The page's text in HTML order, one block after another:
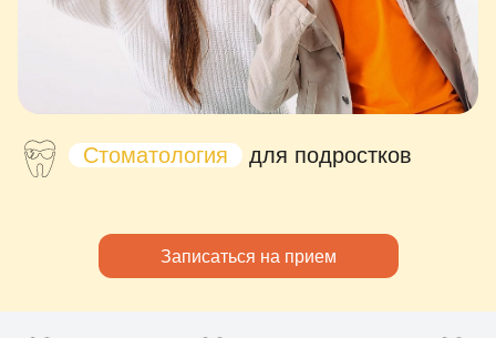
Стоматология для подростков
Записаться на прием